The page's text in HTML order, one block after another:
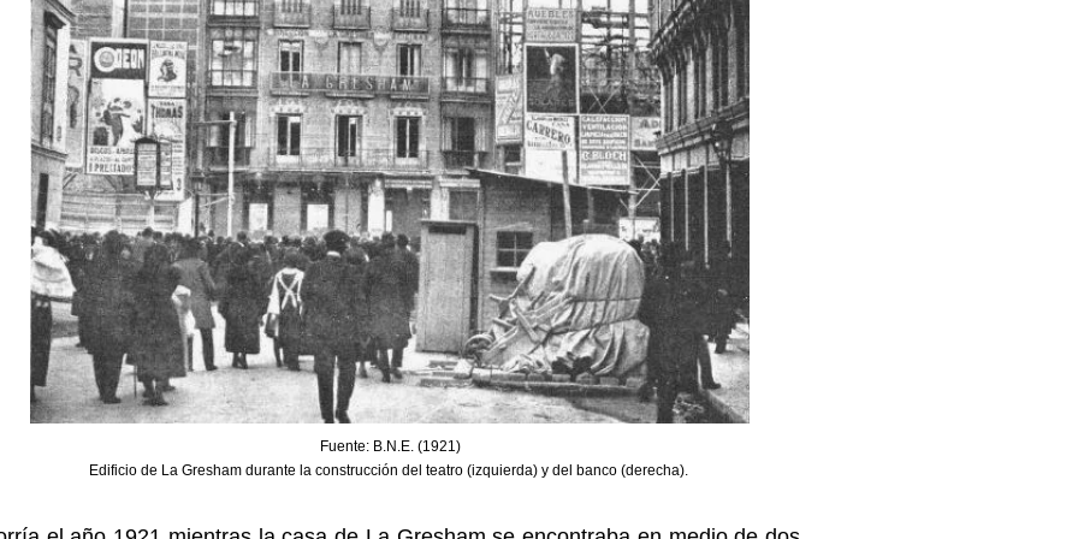
Fuente: B.N.E. (1921)
Edificio de La Gresham durante la construcción del teatro (izquierda) y del banco (derecha).